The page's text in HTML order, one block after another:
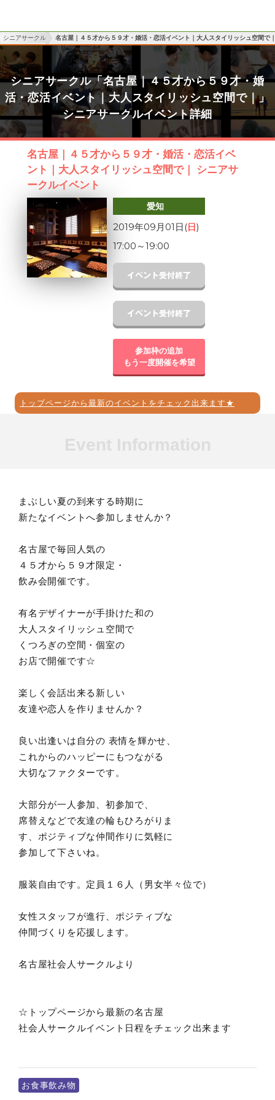
シニアサークル 名古屋｜４５才から５９才・婚活・恋活イベント｜大人スタイリッシュ空間で
シニアサークル「名古屋｜４５才から５９才・婚
活・恋活イベント｜大人スタイリッシュ空間で｜」
シニアサークルイベント詳細
名古屋｜４５才から５９才・婚活・恋活イベ
ント｜大人スタイリッシュ空間で｜ シニアサ
ークルイベント
愛知
2019年09月01日(日)
17:00 ～19:00
参加枠の追加
もう一度開催を希望
トップページから最新のイベントをチェック出来ます★
まぶしい夏の到来する時期に
新たなイベントへ参加しませんか？
名古屋で毎回人気の
４５才から５９才限定・
飲み会開催です。
有名デザイナーが手掛けた和の
大人スタイリッシュ空間で
くつろぎの空間・個室の
お店で開催です☆
楽しく会話出来る新しい
友達や恋人を作りませんか？
良い出逢いは自分の 表情を輝かせ、
これからのハッピーにもつながる
大切なファクターです。
大部分が一人参加、初参加で、
席替えなどで友達の輪もひろがりま
す、ポジティブな仲間作りに気軽に
参加して下さいね。
服装自由です。定員１６人（男女半々位で）
女性スタッフが進行、ポジティブな
仲間づくりを応援します。
名古屋社会人サークルより
☆トップページから最新の名古屋
社会人サークルイベント日程をチェック出来ます
お食事飲み物